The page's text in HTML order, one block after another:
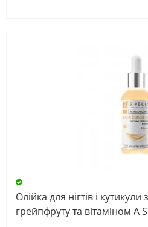
Олійка для нігтів і кутикули
грейпфруту та вітаміном А